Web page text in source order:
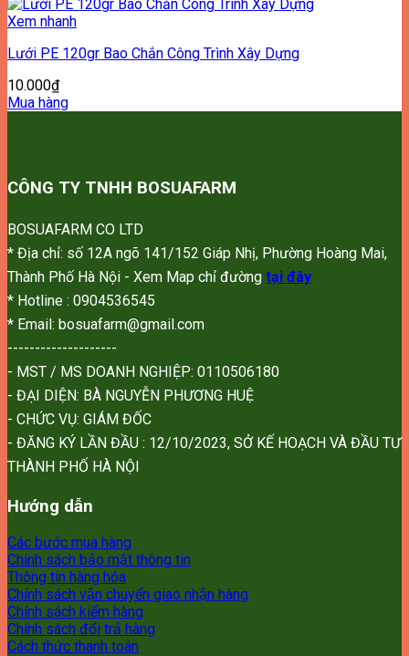
Xem nhanh
Lưới PE 120gr Bao Chắn Công Trình Xây Dựng
10.000₫
Mua hàng
CÔNG TY TNHH BOSUAFARM
BOSUAFARM CO LTD
* Địa chỉ: số 12A ngõ 141/152 Giáp Nhị, Phường Hoàng Mai,
Thành Phố Hà Nội - Xem Map chỉ đường tại đây
* Hotline : 0904536545
* Email: bosuafarm@gmail.com
--------------------
- MST / MS DOANH NGHIỆP: 0110506180
- ĐẠI DIỆN: BÀ NGUYỄN PHƯƠNG HUỆ
- CHỨC VỤ: GIÁM ĐỐC
- ĐĂNG KÝ LẦN ĐẦU : 12/10/2023, SỞ KẾ HOẠCH VÀ ĐẦU TƯ
THÀNH PHỐ HÀ NỘI
Hướng dẫn
Các bước mua hàng
Chính sách bảo mật thông tin
Thông tin hàng hóa
Chính sách vận chuyển giao nhận hàng
Chính sách kiểm hàng
Chính sách đổi trả hàng
Cách thức thanh toán